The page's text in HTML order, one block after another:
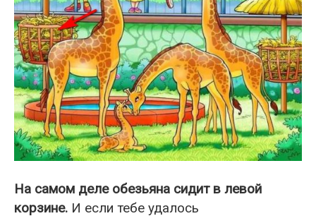
На самом деле обезьяна сидит в левой
корзине. И если тебе удалось